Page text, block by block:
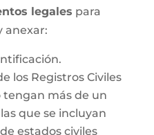
legales para
anexar:
los Registros Civiles
más de un
que se incluyan
estados civiles